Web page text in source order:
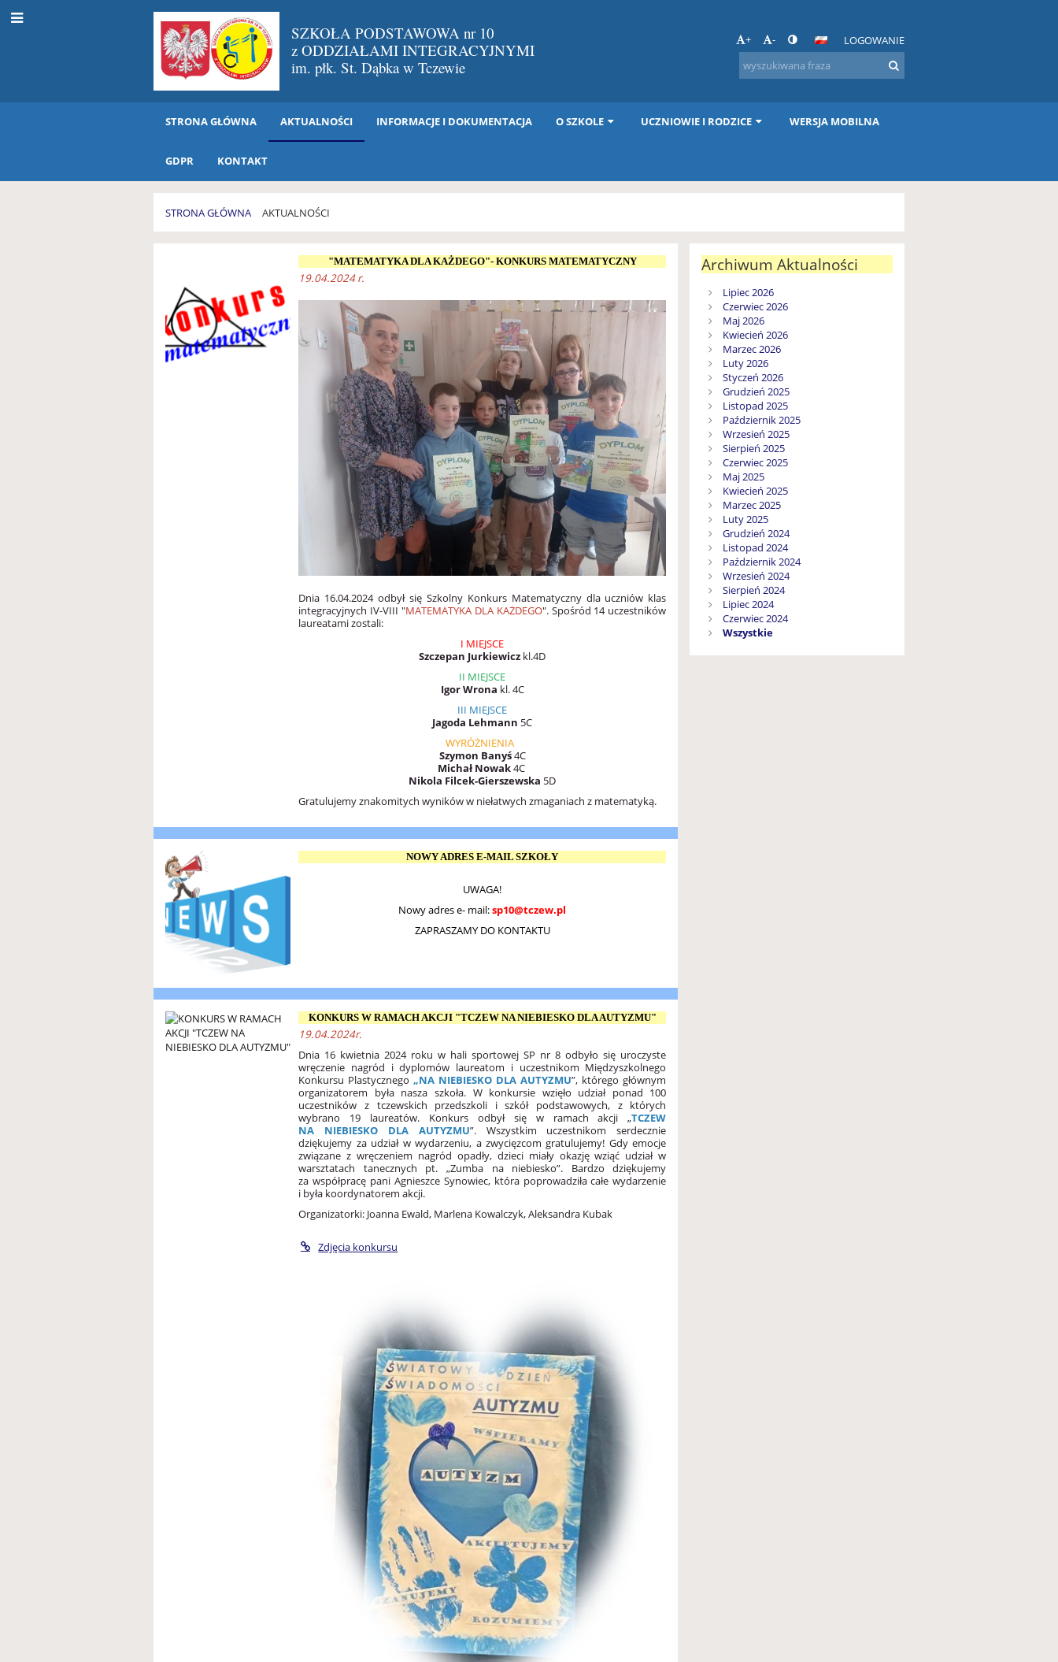
SZKOŁA PODSTAWOWA nr 10
z ODDZIAŁAMI INTEGRACYJNYMI
im. płk. St. Dąbka w Tczewie
+ - LOGOWANIE
STRONA GŁÓWNA AKTUALNOŚCI INFORMACJE I DOKUMENTACJA O SZKOLE UCZNIOWIE I RODZICE WERSJA MOBILNA
GDPR KONTAKT
STRONA GŁÓWNA AKTUALNOŚCI
"MATEMATYKA DLA KAŻDEGO"- KONKURS MATEMATYCZNY
19.04.2024 r.
Dnia 16.04.2024 odbył się Szkolny Konkurs Matematyczny dla uczniów klas
integracyjnych IV-VIII "MATEMATYKA DLA KAŻDEGO". Spośród 14 uczestników
laureatami zostali:
I MIEJSCE
Szczepan Jurkiewicz kl.4D
II MIEJSCE
Igor Wrona kl. 4C
III MIEJSCE
Jagoda Lehmann 5C
WYRÓŻNIENIA
Szymon Banyś4C
Michał Nowak4C
Nikola Filcek-Gierszewska 5D
Gratulujemy znakomitych wyników w niełatwych zmaganiach z matematyką.
NOWY ADRES E-MAIL SZKOŁY
UWAGA!
Nowy adres e- mail:sp10@tczew.pl
ZAPRASZAMY DO KONTAKTU
KONKURS W RAMACH AKCJI "TCZEW NA NIEBIESKO DLA AUTYZMU"
19.04.2024r.
Dnia 16 kwietnia 2024 roku w hali sportowej SP nr 8 odbyło się uroczyste
wręczenie nagród i dyplomów laureatom i uczestnikom Międzyszkolnego
Konkursu Plastycznego„NA NIEBIESKO DLA AUTYZMU”, którego głównym
organizatorem była nasza szkoła. W konkursie wzięło udział ponad 100
uczestników z tczewskich przedszkoli i szkół podstawowych, z których
wybrano 19 laureatów. Konkurs odbył się w ramach akcji „TCZEW
NA NIEBIESKO DLA AUTYZMU”. Wszystkim uczestnikom serdecznie
dziękujemy za udział w wydarzeniu, a zwycięzcom gratulujemy! Gdy emocje
związane z wręczeniem nagród opadły, dzieci miały okazję wziąć udział w
warsztatach tanecznych pt. „Zumba na niebiesko”. Bardzo dziękujemy
za współpracę pani Agnieszce Synowiec, która poprowadziła całe wydarzenie
i była koordynatorem akcji.
Organizatorki: Joanna Ewald, Marlena Kowalczyk, Aleksandra Kubak
Zdjęcia konkursu
Archiwum Aktualności
Lipiec 2026
Czerwiec 2026
Maj 2026
Kwiecień 2026
Marzec 2026
Luty 2026
Styczeń 2026
Grudzień 2025
Listopad 2025
Październik 2025
Wrzesień 2025
Sierpień 2025
Czerwiec 2025
Maj 2025
Kwiecień 2025
Marzec 2025
Luty 2025
Grudzień 2024
Listopad 2024
Październik 2024
Wrzesień 2024
Sierpień 2024
Lipiec 2024
Czerwiec 2024
Wszystkie